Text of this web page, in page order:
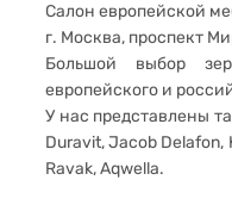
Салон европейской
г. Москва, проспект
Большой выбор
европейского и
У нас представлены
Duravit, Jacob Delafon,
Ravak, Aqwella.